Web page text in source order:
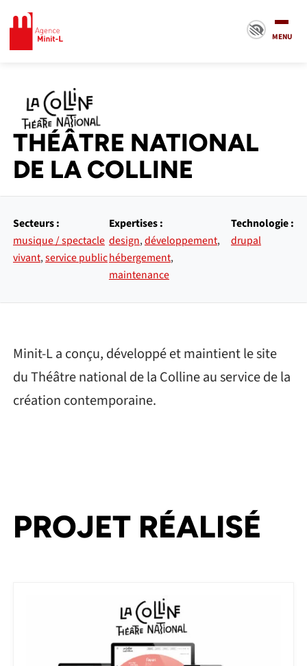
Minit-L
MENU
THÉÂTRE NATIONAL
DE LA COLLINE
Secteurs :
musique / spectacle
vivant,service public
Expertises :
design,développement,
hébergement,
maintenance
Technologie :
drupal
Minit-L a conçu, développé et maintient le site
du Théâtre national de la Colline au service de la
création contemporaine.
PROJET RÉALISÉ